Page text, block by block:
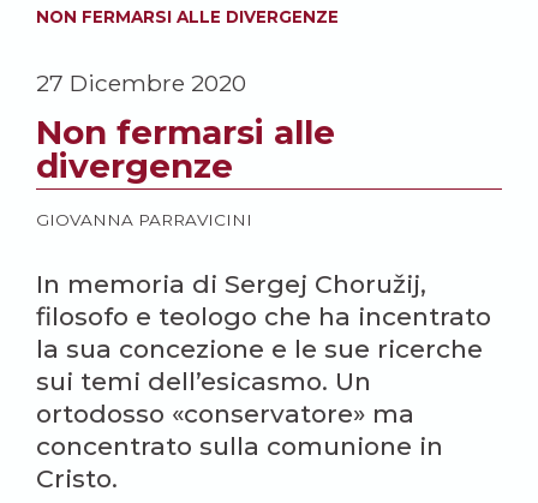
NON FERMARSI ALLE DIVERGENZE
27 Dicembre 2020
Non fermarsi alle
divergenze
GIOVANNA PARRAVICINI
In memoria di Sergej Choružij,
filosofo e teologo che ha incentrato
la sua concezione e le sue ricerche
sui temi dell’esicasmo. Un
ortodosso «conservatore» ma
concentrato sulla comunione in
Cristo.